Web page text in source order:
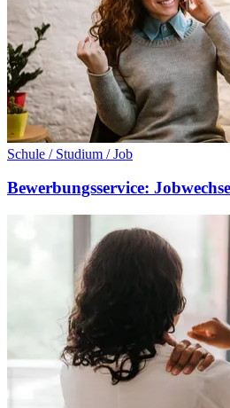
Schule / Studium / Job
Bewerbungsservice: